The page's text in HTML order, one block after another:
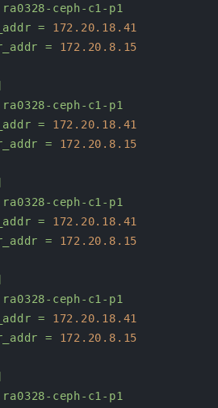
ra0328-ceph-c1-p1
= 172.20.18 .41
= 172.20 .8 .15
ra0328-ceph-c1-p1
= 172.20.18 .41
= 172.20 .8 .15
ra0328-ceph-c1-p1
= 172.20.18 .41
= 172.20 .8 .15
ra0328-ceph-c1-p1
= 172.20.18 .41
= 172.20 .8 .15
ra0328-ceph-c1-p1